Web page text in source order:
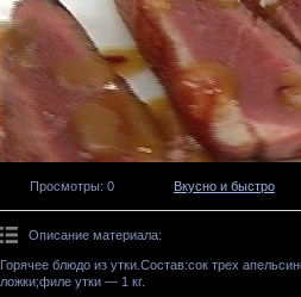
Просмотры: 0 Вкусно и быстро
Описание материала:
Горячее блюдо из утки.Состав:сок трех
ложки;филе утки — 1 кг.